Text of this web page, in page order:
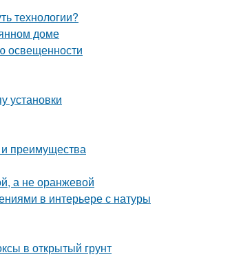
технологии?
доме
освещенности
установки
преимущества
а не оранжевой
в интерьере с натуры
в открытый грунт